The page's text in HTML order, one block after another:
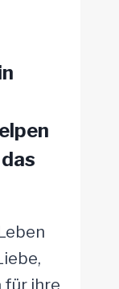
für ihre